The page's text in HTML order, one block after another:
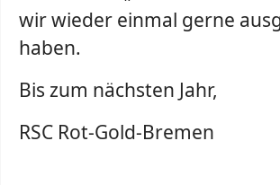
wir wieder einmal gerne
haben.
Bis zum nächsten Jahr,
RSC Rot-Gold-Bremen